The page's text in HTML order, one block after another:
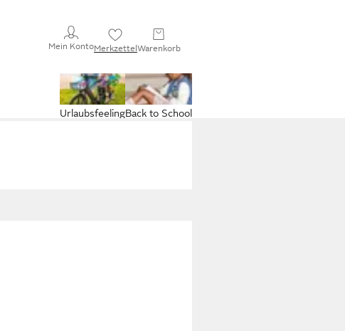
Mein KontoMerkzettelWarenkorb
Back to School
Urlaubsfeeling